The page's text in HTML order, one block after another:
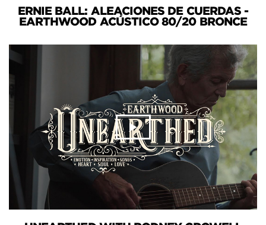
ERNIE BALL: ALEACIONES DE CUERDAS -
EARTHWOOD ACÚSTICO 80/20 BRONCE